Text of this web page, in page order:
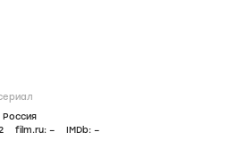
Россия
film.ru: – IMDb: –